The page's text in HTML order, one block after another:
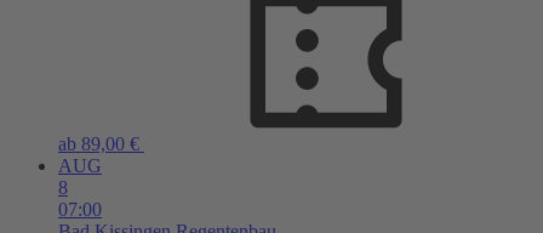
ab 89,00 €
AUG
8
07:00